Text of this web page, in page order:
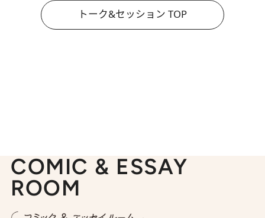
トーク&セッション TOP
COMIC & ESSAY
ROOM